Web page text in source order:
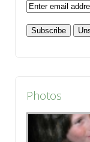
Photos